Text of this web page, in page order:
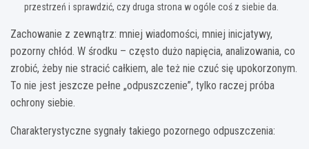
przestrzeń i sprawdzić, czy druga strona w ogóle coś z siebie da.
Zachowanie z zewnątrz: mniej wiadomości, mniej inicjatywy,
pozorny chłód. W środku – często dużo napięcia, analizowania, co
zrobić, żeby nie stracić całkiem, ale też nie czuć się upokorzonym.
To nie jest jeszcze pełne „odpuszczenie”, tylko raczej próba
ochrony siebie.
Charakterystyczne sygnały takiego pozornego odpuszczenia: